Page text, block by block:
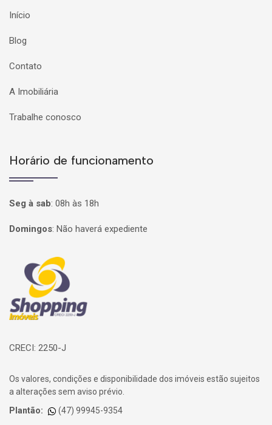
Início
Blog
Contato
A Imobiliária
Trabalhe conosco
Horário de funcionamento
Seg à sab: 08h às 18h
Domingos: Não haverá expediente
Página inicial
CRECI: 2250-J
Os valores, condições e disponibilidade dos imóveis estão sujeitos
a alterações sem aviso prévio.
Plantão:
(47) 99945-9354